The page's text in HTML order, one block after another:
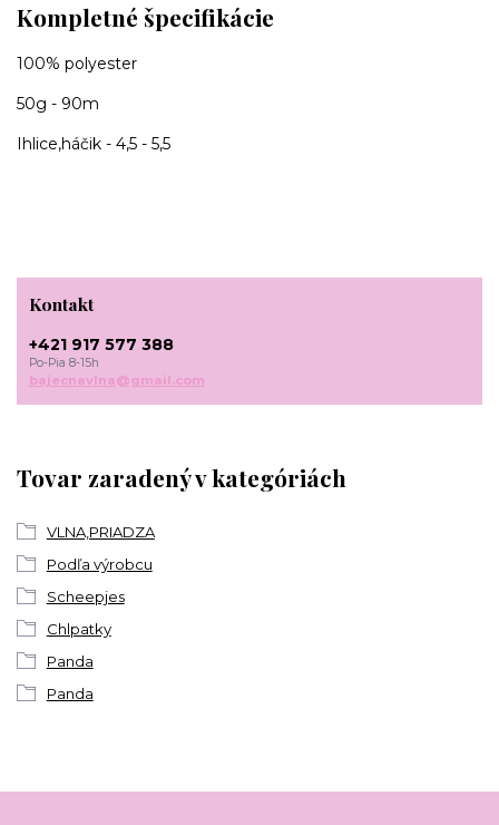
Kompletné špecifikácie
100% polyester
50g - 90m
Ihlice,háčik - 4,5 - 5,5
Tovar zaradený v kategóriách
VLNA,PRIADZA
Podľa výrobcu
Scheepjes
Chlpatky
Panda
Panda
Kontakt
+421 917 577 388
Po-Pia 8-15h
bajecnavlna@gmail.com